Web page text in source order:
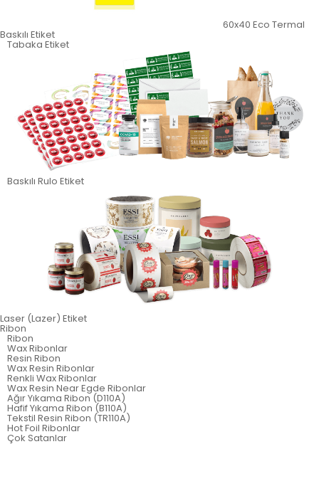
60x40 Eco Termal
Baskılı Etiket
Tabaka Etiket
Baskılı Rulo Etiket
Laser (Lazer) Etiket
Ribon
Ribon
Wax Ribonlar
Resin Ribon
Wax Resin Ribonlar
Renkli Wax Ribonlar
Wax Resin Near Egde Ribonlar
Ağır Yıkama Ribon (D110A)
Hafif Yıkama Ribon (B110A)
Tekstil Resin Ribon (TR110A)
Hot Foil Ribonlar
Çok Satanlar